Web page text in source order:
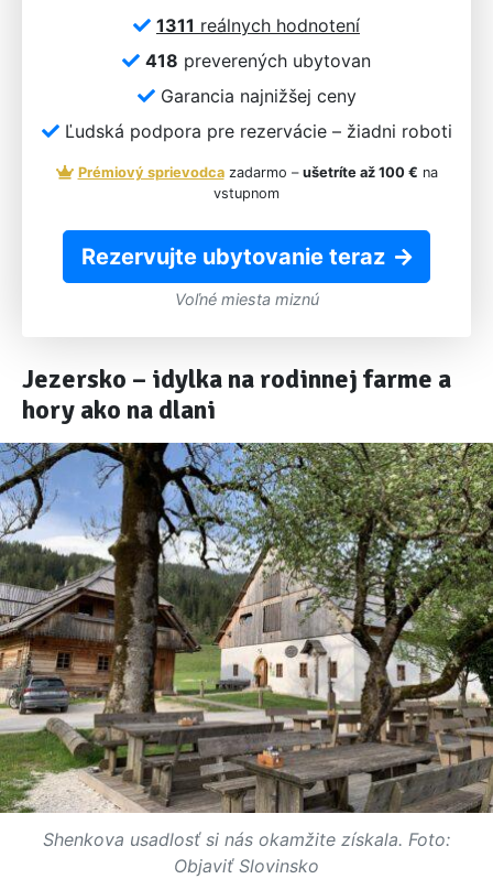
1311 reálnych hodnotení
418 preverených ubytovan
Garancia najnižšej ceny
Ľudská podpora pre rezervácie – žiadni roboti
Prémiový sprievodcazadarmo – ušetríte až 100 € na
vstupnom
Rezervujte ubytovanie teraz
Voľné miesta miznú
Jezersko – idylka na rodinnej farme a
hory ako na dlani
Shenkova usadlosť si nás okamžite získala. Foto:
Objaviť Slovinsko